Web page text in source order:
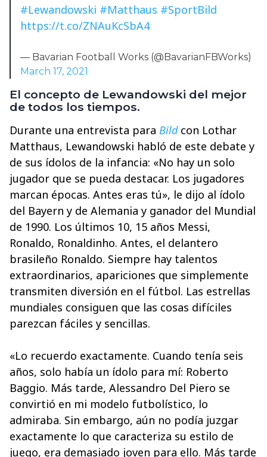
#Lewandowski #Matthaus #SportBild
https://t.co/ZNAuKcSbA4
— Bavarian Football Works (@BavarianFBWorks)
March 17, 2021
El concepto de Lewandowski del mejor
de todos los tiempos.
Durante una entrevista para Bildcon Lothar
Matthaus, Lewandowski habló de este debate y
de sus ídolos de la infancia: «No hay un solo
jugador que se pueda destacar. Los jugadores
marcan épocas. Antes eras tú», le dijo al ídolo
del Bayern y de Alemania y ganador del Mundial
de 1990. Los últimos 10, 15 años Messi,
Ronaldo, Ronaldinho. Antes, el delantero
brasileño Ronaldo. Siempre hay talentos
extraordinarios, apariciones que simplemente
transmiten diversión en el fútbol. Las estrellas
mundiales consiguen que las cosas difíciles
parezcan fáciles y sencillas.
«Lo recuerdo exactamente. Cuando tenía seis
años, solo había un ídolo para mí: Roberto
Baggio. Más tarde, Alessandro Del Piero se
convirtió en mi modelo futbolístico, lo
admiraba. Sin embargo, aún no podía juzgar
exactamente lo que caracteriza su estilo de
juego, era demasiado joven para ello. Más tarde